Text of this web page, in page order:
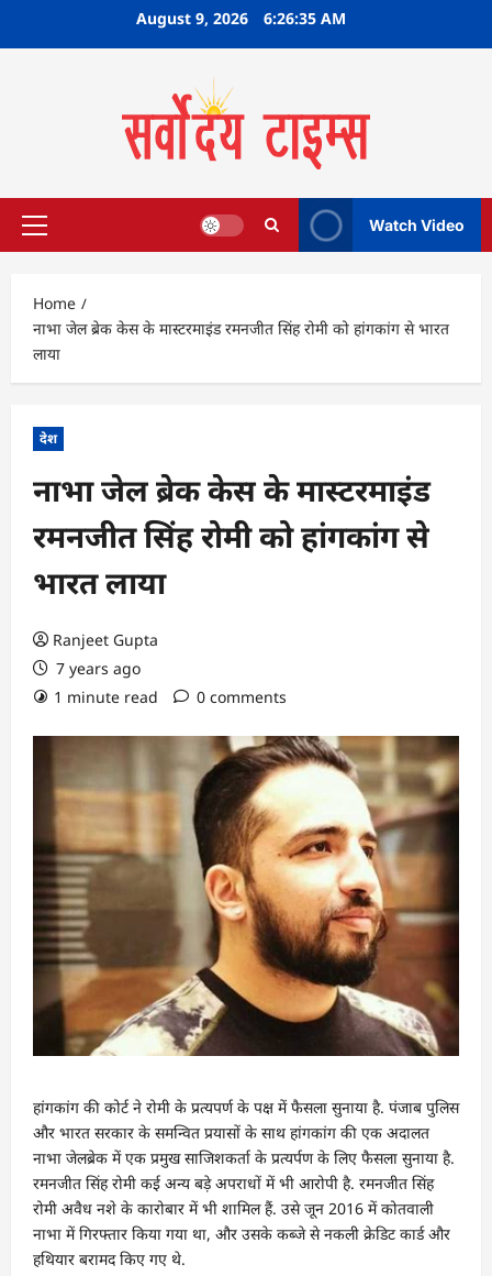
August 9, 2026 6:26:36 AM
Primary
Watch Video
Home
नाभा जेल ब्रेक केस के मास्टरमाइंड रमनजीत सिंह रोमी को हांगकांग से भारत
लाया
देश
नाभा जेल ब्रेक केस के मास्टरमाइंड
रमनजीत सिंह रोमी को हांगकांग से
भारत लाया
Ranjeet Gupta
7 years ago
1 minute read
0 comments
हांगकांग की कोर्ट ने रोमी के प्रत्यपर्ण के पक्ष में फैसला सुनाया है. पंजाब पुलिस
और भारत सरकार के समन्वित प्रयासों के साथ हांगकांग की एक अदालत
नाभा जेलब्रेक में एक प्रमुख साजिशकर्ता के प्रत्यर्पण के लिए फैसला सुनाया है.
रमनजीत सिंह रोमी कई अन्य बड़े अपराधों में भी आरोपी है. रमनजीत सिंह
रोमी अवैध नशे के कारोबार में भी शामिल हैं. उसे जून 2016 में कोतवाली
नाभा में गिरफ्तार किया गया था, और उसके कब्जे से नकली क्रेडिट कार्ड और
हथियार बरामद किए गए थे.